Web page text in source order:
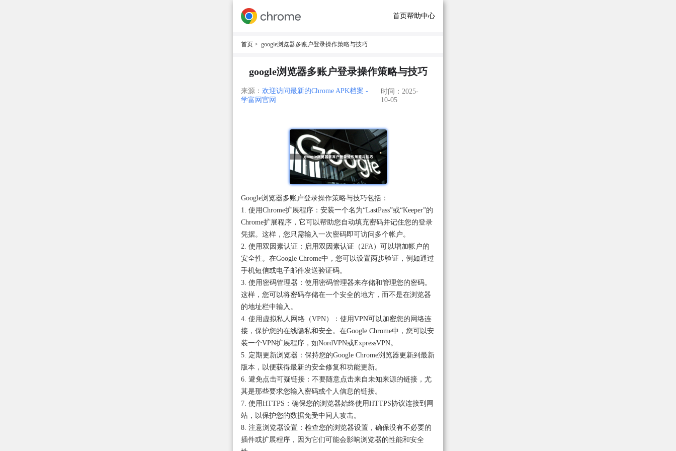
首页帮助中心
首页 > google浏览器多账户登录操作策略与技巧
google浏览器多账户登录操作策略与技巧
来源： 欢迎访问最新的Chrome APK档案 -
学富网官网
时间：2025-
10-05
Google浏览器多账户登录操作策略与技巧包括：
1. 使用Chrome扩展程序：安装一个名为“LastPass”或“Keeper”的
Chrome扩展程序，它可以帮助您自动填充密码并记住您的登录
凭据。这样，您只需输入一次密码即可访问多个帐户。
2. 使用双因素认证：启用双因素认证（2FA）可以增加帐户的
安全性。在Google Chrome中，您可以设置两步验证，例如通过
手机短信或电子邮件发送验证码。
3. 使用密码管理器：使用密码管理器来存储和管理您的密码。
这样，您可以将密码存储在一个安全的地方，而不是在浏览器
的地址栏中输入。
4. 使用虚拟私人网络（VPN）：使用VPN可以加密您的网络连
接，保护您的在线隐私和安全。在Google Chrome中，您可以安
装一个VPN扩展程序，如NordVPN或ExpressVPN。
5. 定期更新浏览器：保持您的Google Chrome浏览器更新到最新
版本，以便获得最新的安全修复和功能更新。
6. 避免点击可疑链接：不要随意点击来自未知来源的链接，尤
其是那些要求您输入密码或个人信息的链接。
7. 使用HTTPS：确保您的浏览器始终使用HTTPS协议连接到网
站，以保护您的数据免受中间人攻击。
8. 注意浏览器设置：检查您的浏览器设置，确保没有不必要的
插件或扩展程序，因为它们可能会影响浏览器的性能和安全